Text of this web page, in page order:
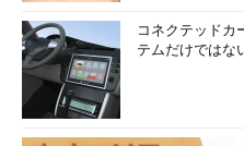
コネクテッドカ
テムだけではな